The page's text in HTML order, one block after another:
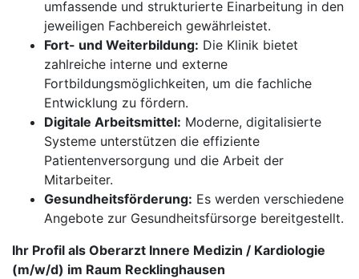
umfassende und strukturierte Einarbeitung in den
jeweiligen Fachbereich gewährleistet.
Fort- und Weiterbildung: Die Klinik bietet
zahlreiche interne und externe
Fortbildungsmöglichkeiten, um die fachliche
Entwicklung zu fördern.
Digitale Arbeitsmittel: Moderne, digitalisierte
Systeme unterstützen die effiziente
Patientenversorgung und die Arbeit der
Mitarbeiter.
Gesundheitsförderung: Es werden verschiedene
Angebote zur Gesundheitsfürsorge bereitgestellt.
Ihr Profil als Oberarzt Innere Medizin / Kardiologie
(m/w/d) im Raum Recklinghausen